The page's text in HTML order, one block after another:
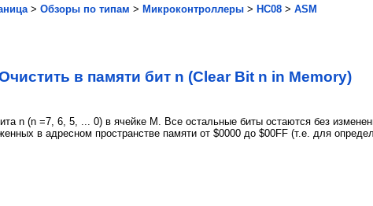
> Обзоры по типам > Микроконтроллеры > HC08 > ASM
в памяти бит n (Clear Bit n in Memory)
n (n =7, 6, 5, ... 0) в ячейке M. Все остальные биты остаются без
в адресном пространстве памяти от $0000 до $00FF (т.е. для